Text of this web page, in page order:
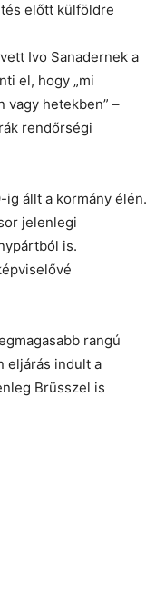
előtt külföldre
Ivo Sanadernek a
el, hogy „mi
vagy hetekben” –
rendőrségi
állt a kormány élén.
jelenlegi
is.
rangú
eljárás indult a
Brüsszel is